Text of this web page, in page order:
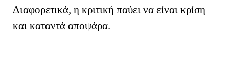
Διαφορετικά, η κριτική παύει να είναι κρίση
και καταντά αποψάρα.